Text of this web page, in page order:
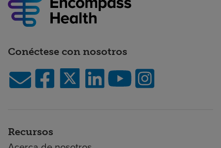
Conéctese con nosotros
Recursos